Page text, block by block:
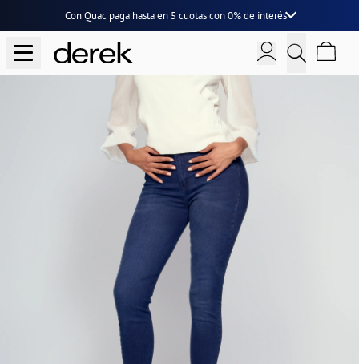
Con Quac paga hasta en 5 cuotascon0% de interés